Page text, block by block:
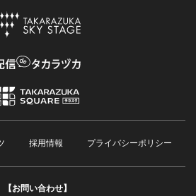
採用情報 プライバシーポリシー
【お問い合わせ】